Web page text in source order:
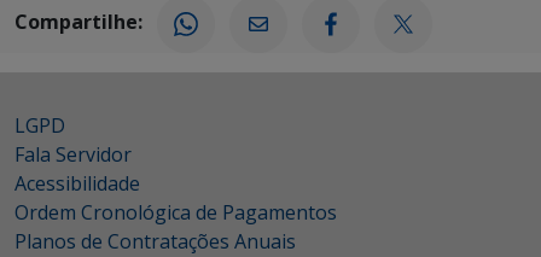
Compartilhe:
LGPD
Fala Servidor
Acessibilidade
Ordem Cronológica de Pagamentos
Planos de Contratações Anuais